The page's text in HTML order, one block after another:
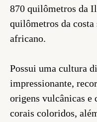
870 quilômetros da
quilômetros da costa
africano.
Possui uma cultura
impressionante,
origens vulcânicas e
corais coloridos,